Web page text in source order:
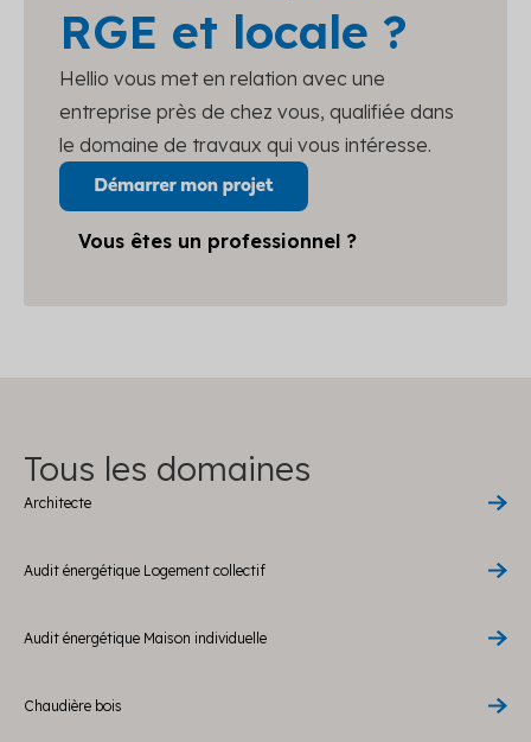
RGE et locale ?
Hellio vous met en relation avec une
entreprise près de chez vous, qualifiée dans
le domaine de travaux qui vous intéresse.
Vous êtes un professionnel ?
Tous les domaines
Architecte
Audit énergétique Logement collectif
Audit énergétique Maison individuelle
Chaudière bois